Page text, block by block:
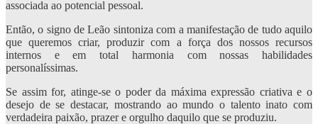
associada ao potencial pessoal.
Então, o signo de Leão sintoniza com a manifestação de tudo aquilo
que queremos criar, produzir com a força dos nossos recursos
internos e em total harmonia com nossas habilidades
personalíssimas.
Se assim for, atinge-se o poder da máxima expressão criativa e o
desejo de se destacar, mostrando ao mundo o talento inato com
verdadeira paixão, prazer e orgulho daquilo que se produziu.